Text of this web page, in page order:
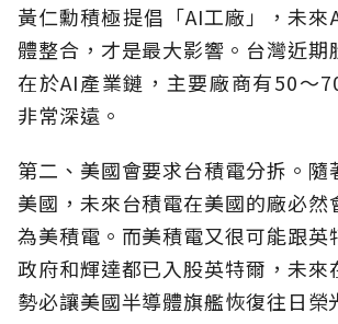
黃仁勳積極提倡「AI工廠」，未來
體整合，才是最大影響。台灣近期
在於AI產業鏈，主要廠商有50～
非常深遠。
第二、美國會要求台積電分拆。隨
美國，未來台積電在美國的廠必然
為美積電。而美積電又很可能跟英
政府和輝達都已入股英特爾，未來
勢必讓美國半導體旗艦恢復往日榮